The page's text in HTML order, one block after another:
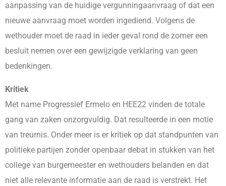
aanpassing van de huidige vergunningaanvraag of dat een
nieuwe aanvraag moet worden ingediend. Volgens de
wethouder moet de raad in ieder geval rond de zomer een
besluit nemen over een gewijzigde verklaring van geen
bedenkingen.
Kritiek
Met name Progressief Ermelo en HEE22 vinden de totale
gang van zaken onzorgvuldig. Dat resulteerde in een motie
van treurnis. Onder meer is er kritiek op dat standpunten van
politieke partijen zonder openbaar debat in stukken van het
college van burgemeester en wethouders belanden en dat
niet alle relevante informatie aan de raad is verstrekt. Het